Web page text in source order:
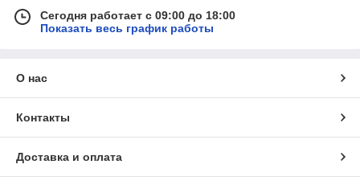
Сегодня работает с 09:00 до 18:00
Показать весь график работы
О нас
Контакты
Доставка и оплата